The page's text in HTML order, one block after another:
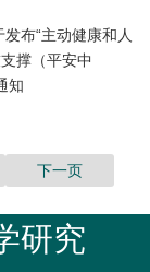
布“主动健康和人
撑（平安中
知
下一页
研究